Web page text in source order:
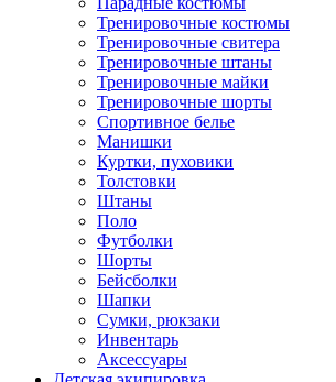
Тренировочные костюмы
Тренировочные свитера
Тренировочные штаны
Тренировочные майки
Тренировочные шорты
Спортивное белье
Манишки
Куртки, пуховики
Толстовки
Штаны
Поло
Футболки
Шорты
Бейсболки
Шапки
Сумки, рюкзаки
Инвентарь
Аксессуары